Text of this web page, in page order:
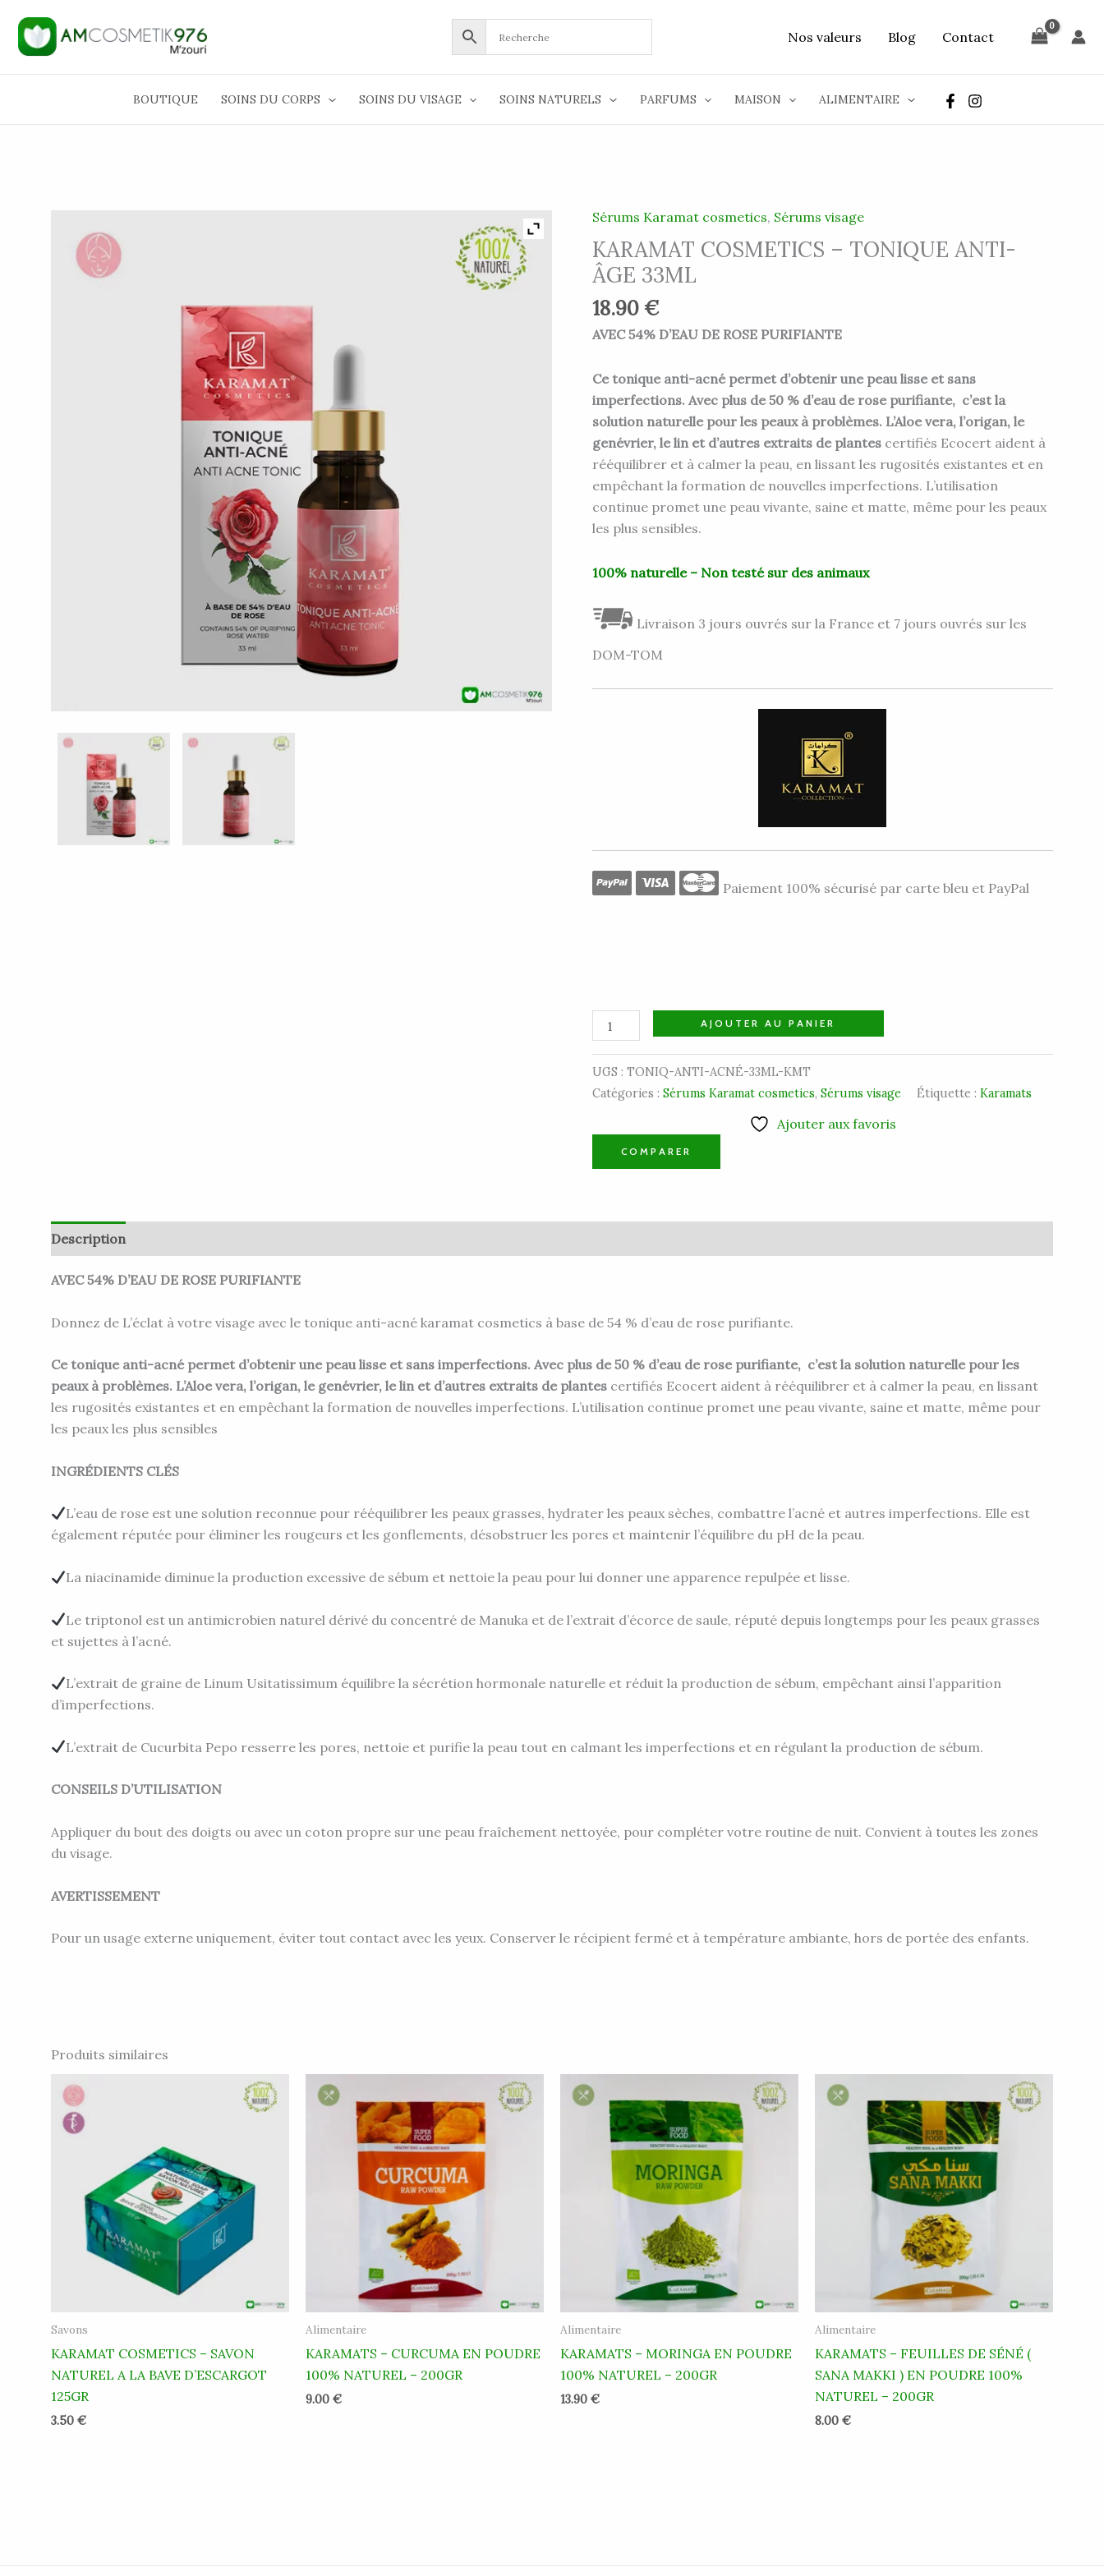
contenu
Nos valeurs Blog Contact
BOUTIQUE SOINS DU CORPS SOINS DU VISAGE SOINS NATURELS PARFUMS MAISON ALIMENTAIRE
Sérums Karamat cosmetics, Sérums visage
KARAMAT COSMETICS – TONIQUE ANTI-
ÂGE 33ML
18.90€
AVEC 54% D’EAU DE ROSE PURIFIANTE
Ce tonique anti-acné permet d’obtenir une peau lisse et sans
imperfections. Avec plus de 50 % d’eau de rose purifiante, c’est la
solution naturelle pour les peaux à problèmes. L’Aloe vera, l’origan, le
genévrier, le lin et d’autres extraits de plantescertifiés Ecocert aident à
rééquilibrer et à calmer la peau, en lissant les rugosités existantes et en
empêchant la formation de nouvelles imperfections. L’utilisation
continue promet une peau vivante, saine et matte, même pour les peaux
les plus sensibles.
100% naturelle – Non testé sur des animaux
Livraison 3 jours ouvrés sur la France et 7 jours ouvrés sur les
DOM-TOM
Paiement 100% sécurisé par carte bleu et PayPal
quantité
de
KARAMAT
COSMETICS
-
TONIQUE
ÂGE
33ML
AJOUTER AU PANIER
UGS : TONIQ-ANTI-ACNÉ-33ML-KMT
Catégories : Sérums Karamat cosmetics, Sérums visage Étiquette : Karamats
Ajouter aux favoris
COMPARER
Description
AVEC 54% D’EAU DE ROSE PURIFIANTE
Donnez de L’éclat à votre visage avec le tonique anti-acné karamat cosmetics à base de 54 % d’eau de rose purifiante.
Ce tonique anti-acné permet d’obtenir une peau lisse et sans imperfections. Avec plus de 50 % d’eau de rose purifiante, c’est la solution naturelle pour les
peaux à problèmes. L’Aloe vera, l’origan, le genévrier, le lin et d’autres extraits de plantes certifiés Ecocert aident à rééquilibrer et à calmer la peau, en lissant
les rugosités existantes et en empêchant la formation de nouvelles imperfections. L’utilisation continue promet une peau vivante, saine et matte, même pour
les peaux les plus sensibles
INGRÉDIENTS CLÉS
L’eau de rose est une solution reconnue pour rééquilibrer les peaux grasses, hydrater les peaux sèches, combattre l’acné et autres imperfections. Elle est
également réputée pour éliminer les rougeurs et les gonflements, désobstruer les pores et maintenir l’équilibre du pH de la peau.
La niacinamide diminue la production excessive de sébum et nettoie la peau pour lui donner une apparence repulpée et lisse.
Le triptonol est un antimicrobien naturel dérivé du concentré de Manuka et de l’extrait d’écorce de saule, réputé depuis longtemps pour les peaux grasses
et sujettes à l’acné.
L’extrait de graine de Linum Usitatissimum équilibre la sécrétion hormonale naturelle et réduit la production de sébum, empêchant ainsi l’apparition
d’imperfections.
L’extrait de Cucurbita Pepo resserre les pores, nettoie et purifie la peau tout en calmant les imperfections et en régulant la production de sébum.
CONSEILS D’UTILISATION
Appliquer du bout des doigts ou avec un coton propre sur une peau fraîchement nettoyée, pour compléter votre routine de nuit. Convient à toutes les zones
du visage.
AVERTISSEMENT
Pour un usage externe uniquement, éviter tout contact avec les yeux. Conserver le récipient fermé et à température ambiante, hors de portée des enfants.
Produits similaires
Savons
KARAMAT COSMETICS – SAVON
NATUREL A LA BAVE D’ESCARGOT
125GR
3.50 €
Alimentaire
KARAMATS – CURCUMA EN POUDRE
100% NATUREL – 200GR
9.00 €
Alimentaire
KARAMATS – MORINGA EN POUDRE
100% NATUREL – 200GR
13.90 €
Alimentaire
KARAMATS – FEUILLES DE SÉNÉ (
SANA MAKKI ) EN POUDRE 100%
NATUREL – 200GR
8.00 €